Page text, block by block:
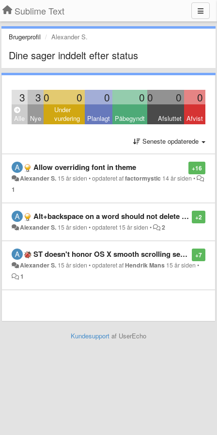
Sublime Text
Brugerprofil Alexander S.
Dine sager inddelt efter status
3 3 0 0 0 0 0 0 0
Alle Nye
Under
vurdering
Planlagt Påbegyndt Afsluttet Afvist
Seneste opdaterede
+16
Allow overriding font in theme
Alexander S. 15 år siden •opdateret affactormystic 14 år siden •
1
+2
Alt+backspace on a word should not delete whitespace
Alexander S. 15 år siden •opdateret 15 år siden • 2
+7
ST doesn't honor OS X smooth scrolling setting
Alexander S. 15 år siden •opdateret af Hendrik Mans 15 år siden •
1
Kundesupport af UserEcho